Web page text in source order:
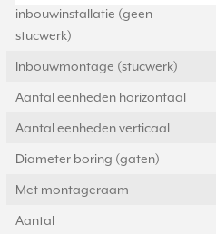
inbouwinstallatie (geen
stucwerk)
Inbouwmontage (stucwerk)
Aantal eenheden horizontaal
Aantal eenheden verticaal
Diameter boring (gaten)
Met montageraam
Aantal